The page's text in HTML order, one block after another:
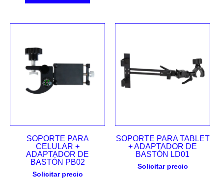
SOPORTE PARA
CELULAR +
ADAPTADOR DE
BASTÓN PB02
Solicitar precio
SOPORTE PARA TABLET
+ ADAPTADOR DE
BASTÓN LD01
Solicitar precio